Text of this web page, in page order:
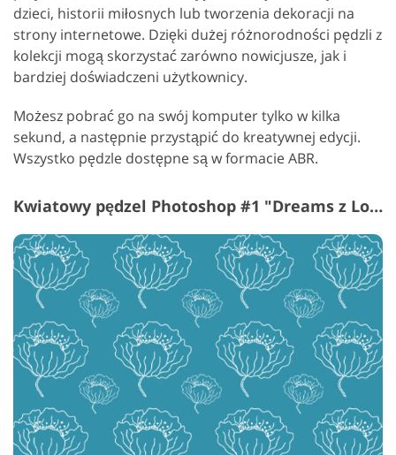
dzieci, historii miłosnych lub tworzenia dekoracji na
strony internetowe. Dzięki dużej różnorodności pędzli z
kolekcji mogą skorzystać zarówno nowicjusze, jak i
bardziej doświadczeni użytkownicy.
Możesz pobrać go na swój komputer tylko w kilka
sekund, a następnie przystąpić do kreatywnej edycji.
Wszystko pędzle dostępne są w formacie ABR.
Kwiatowy pędzel Photoshop #1 "Dreams z Love"